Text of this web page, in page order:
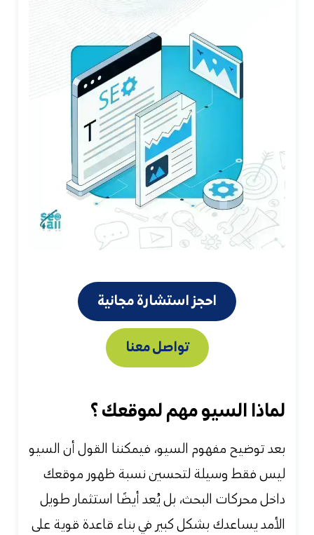
احجز استشارة مجانية
تواصل معنا
لماذا السيو مهم لموقعك ؟
بعد توضيح مفهوم السيو، فيمكننا القول أن السيو
ليس فقط وسيلة لتحسين نسبة ظهور موقعك
داخل محركات البحث، بل يُعد أيضًا استثمار طويل
الأمد يساعدك بشكل كبير في بناء قاعدة قوية على